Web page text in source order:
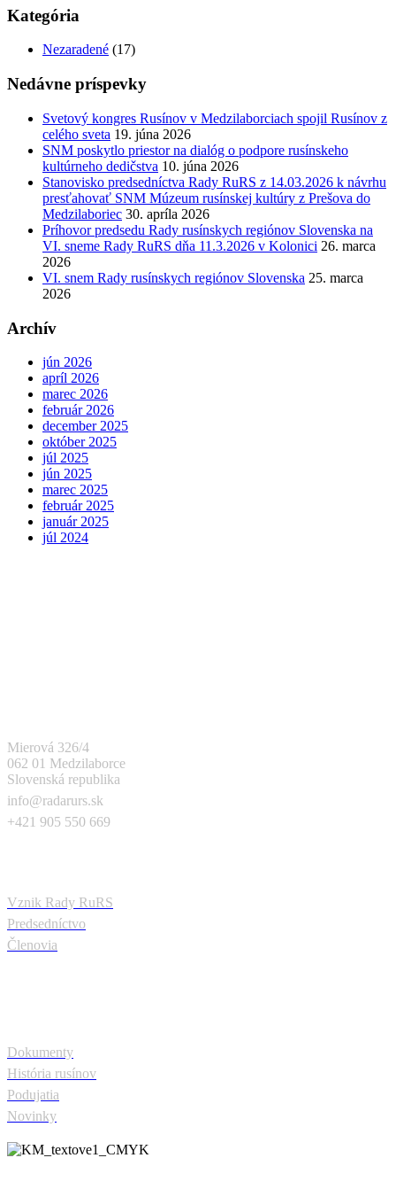
Kategória
Nezaradené (17)
Nedávne príspevky
Svetový kongres Rusínov v Medzilaborciach spojil Rusínov z
celého sveta 19. júna 2026
SNM poskytlo priestor na dialóg o podpore rusínskeho
kultúrneho dedičstva 10. júna 2026
Stanovisko predsedníctva Rady RuRS z 14.03.2026 k návrhu
presťahovať SNM Múzeum rusínskej kultúry z Prešova do
Medzilaboriec 30. apríla 2026
Príhovor predsedu Rady rusínskych regiónov Slovenska na
VI. sneme Rady RuRS dňa 11.3.2026 v Kolonici 26. marca
2026
VI. snem Rady rusínskych regiónov Slovenska 25. marca
2026
Archív
jún 2026
apríl 2026
marec 2026
február 2026
december 2025
október 2025
júl 2025
jún 2025
marec 2025
február 2025
január 2025
júl 2024
Mierová 326/4
062 01 Medzilaborce
Slovenská republika
info@radarurs.sk
+421 905 550 669
Vznik Rady RuRS
Predsedníctvo
Členovia
Dokumenty
História rusínov
Podujatia
Novinky